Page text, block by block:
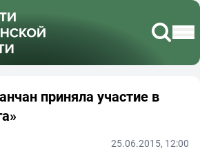
приняла участие в
25.06.2015, 12:00